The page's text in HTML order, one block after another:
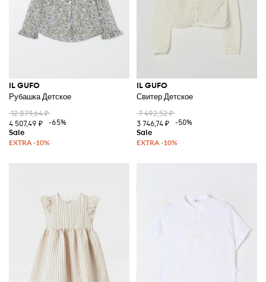
IL GUFO
Рубашка Детское
12 879,64 ₽
4 507,49 ₽
-65%
IL GUFO
Свитер Детское
7 492,52 ₽
3 746,74 ₽
-50%